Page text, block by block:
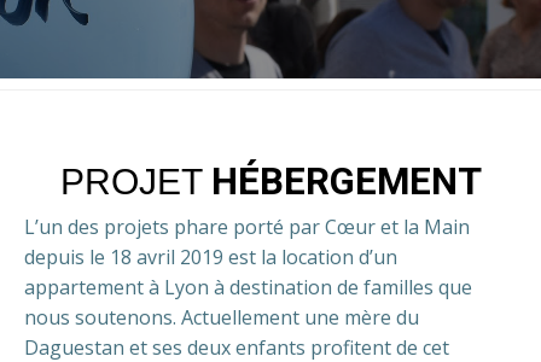
PROJET HÉBERGEMENT
L’un des projets phare porté par Cœur et la Main
depuis le 18 avril 2019 est la location d’un
appartement à Lyon à destination de familles que
nous soutenons. Actuellement une mère du
Daguestan et ses deux enfants profitent de cet